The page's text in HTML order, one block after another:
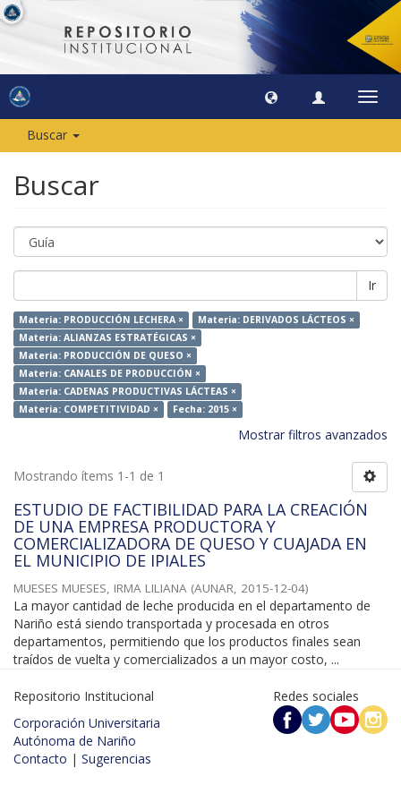
Buscar
Buscar
Ir
Materia: PRODUCCIÓN LECHERA ×
Materia: DERIVADOS LÁCTEOS ×
Materia: ALIANZAS ESTRATÉGICAS ×
Materia: PRODUCCIÓN DE QUESO ×
Materia: CANALES DE PRODUCCIÓN ×
Materia: CADENAS PRODUCTIVAS LÁCTEAS ×
Materia: COMPETITIVIDAD ×
Fecha: 2015 ×
Mostrar filtros avanzados
Mostrando ítems 1-1 de 1
ESTUDIO DE FACTIBILIDAD PARA LA CREACIÓN
DE UNA EMPRESA PRODUCTORA Y
COMERCIALIZADORA DE QUESO Y CUAJADA EN
EL MUNICIPIO DE IPIALES
MUESES MUESES, IRMA LILIANA (AUNAR, 2015-12-04)
La mayor cantidad de leche producida en el departamento de
Nariño está siendo transportada y procesada en otros
departamentos, permitiendo que los productos finales sean
traídos de vuelta y comercializados a un mayor costo, ...
Repositorio Institucional
Corporación Universitaria
Autónoma de Nariño
Contacto | Sugerencias
Redes sociales